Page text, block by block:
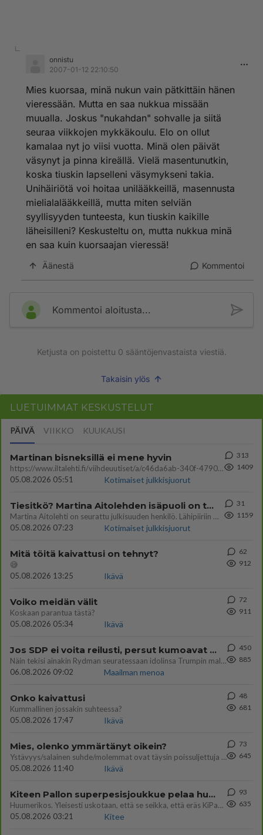
onnistu
2007-01-12 22:10:50
Mies kuorsaa, minä nukun vain pätkittäin hänen
vieressään. Mutta en saa nukkua missään
muualla. Joskus "nukahdan" sohvalle ja siitä
seuraa viikkojen mykkäkoulu. Elo on ollut
kamalaa nyt jo viisi vuotta. Minä olen päivät
väsynyt ja pinna kireällä. Vielä masentunutkin,
koska tiuskin lapselleni väsymykseni takia.
Unihäiriötä voi hoitaa unilääkkeillä, masennusta
mielialalääkkeillä, mutta miten selviän
syyllisyyden tunteesta, kun tiuskin kaikille
läheisilleni? Keskusteltu on, mutta nukkua minä
en saa kuin kuorsaajan vieressä!
Äänestä Kommentoi
Kommentoi aloitusta...
Ketjusta on poistettu 0 sääntöjenvastaista viestiä.
Takaisin ylös
LUETUIMMAT KESKUSTELUT
PÄIVÄ VIIKKO KUUKAUSI
Martinan bisneksillä ei mene hyvin
https://www.iltalehti.fi/viihdeuutiset/a/c46da6ab-340f-4790-aaa7-0865eed2336 Yrityksen konkurssihakemus on tullut kärä
05.08.2026 05:51
Kotimaiset julkkisjuorut
313
1409
Tiesitkö? Martina Aitolehden isäpuoli on tämä suosittu laulaja
Martina Aitolehti on seurattu julkisuuden henkilö. Lähipiiriin mahtuu muitakin tunnettuja henkilöitä. Tiesitkö, että Ma
05.08.2026 07:23
Kotimaiset julkkisjuorut
31
1159
Mitä töitä kaivattusi on tehnyt?
😅
05.08.2026 13:25
Ikävä
62
912
Voiko meidän välit
Koskaan parantua tästä?
05.08.2026 05:34
Ikävä
72
911
Jos SDP ei voita reilusti, persut kumoavat demokratian Suomesta
Näin tekisi ainakin Rydman seuratessaan idolinsa Trumpin mallia https://www.is.fi/politiikka/art-2000012187244.html
06.08.2026 09:02
Maailman menoa
450
885
Onko kaivattusi
Kummallinen jossakin suhteessa?
05.08.2026 17:47
Ikävä
48
681
Mies, olenko ymmärtänyt oikein?
Ystävyys/salainen suhde/molemmat ovat täysin poissuljettuja asioita? Nainen
05.08.2026 11:40
Ikävä
73
645
Kiteen Pallon superpesisjoukkue pelaa huumeiden vaikutuksen alaisena
Huumerikos. Yleisesti uskotaan, että se seikka, että eräs KiPan pelaaja kärähtää huumeista, on vain jäävuoren huippu. M
05.08.2026 03:21
Kitee
93
635